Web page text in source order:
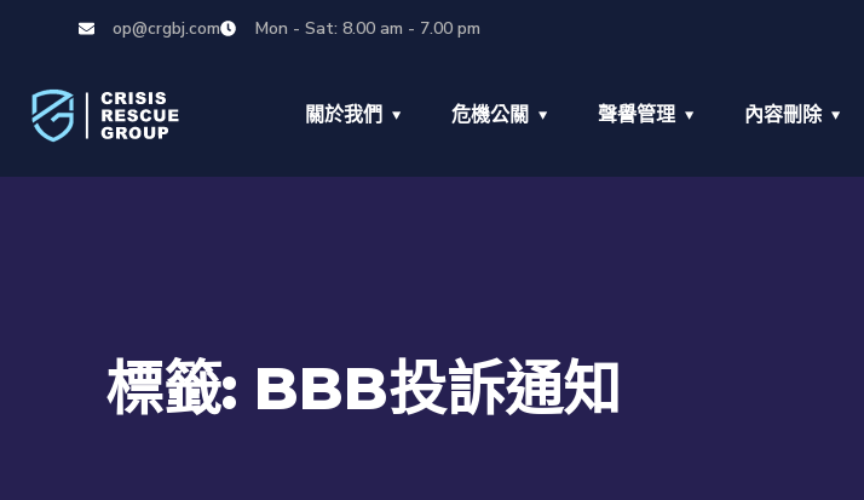
op@crgbj.com Mon - Sat: 8.00 am - 7.00 pm
關於我們 危機公關 聲譽管理 內容刪除
標籤: BBB投訴通知